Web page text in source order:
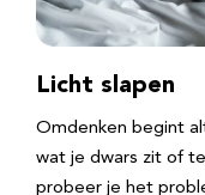
Licht slapen
Omdenken begint
wat je dwars zit of
probeer je het